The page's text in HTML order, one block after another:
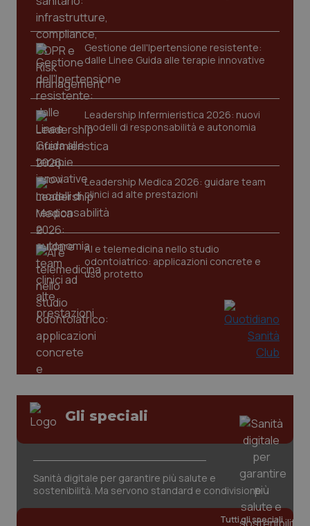
Gestione dell'Ipertensione resistente:
dalle Linee Guida alle terapie innovative
Leadership Infermieristica 2026: nuovi
modelli di responsabilità e autonomia
Leadership Medica 2026: guidare team
clinici ad alte prestazioni
AI e telemedicina nello studio
odontoiatrico: applicazioni concrete e
uso protetto
Gli speciali
Sanità digitale per garantire più salute e
sostenibilità. Ma servono standard e condivisione
Tutti gli speciali
CookieScriptConsent
tracking-sites-ironfish-
tracking-enable
www.quotidianosanita.it
tracking-sites-ironfish-
session-id
www.quotidianosanita.it
.quotidianosanita.it